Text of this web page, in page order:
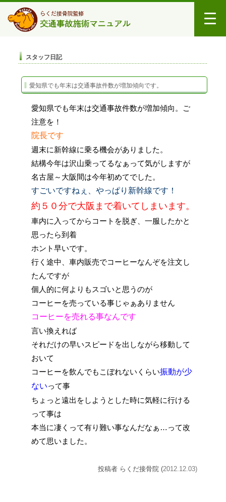
スタッフ日記
愛知県でも年末は交通事故件数が増加傾向です。
愛知県でも年末は交通事故件数が増加傾向。ご
注意を！
院長です
週末に新幹線に乗る機会がありました。
結構今年は沢山乗ってるなぁって気がしますが
名古屋～大阪間は今年初めてでした。
すごいですねぇ、やっぱり新幹線です！
約５０分で大阪まで着いてしまいます。
車内に入ってからコートを脱ぎ、一服したかと
思ったら到着
ホント早いです。
行く途中、車内販売でコーヒーなんぞを注文し
たんですが
個人的に何よりもスゴいと思うのが
コーヒーを売っている事じゃぁありません
コーヒーを売れる事なんです
言い換えれば
それだけの早いスピードを出しながら移動して
おいて
コーヒーを飲んでもこぼれないくらい振動が少
ないって事
ちょっと遠出をしようとした時に気軽に行ける
って事は
本当に凄くって有り難い事なんだなぁ…って改
めて思いました。
投稿者 らくだ接骨院 (2012.12.03)